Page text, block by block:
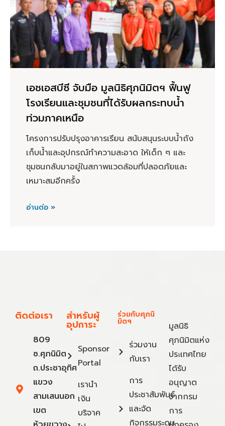
เอชเอสบีซี จับมือ มูลนิธิศุภนิมิตฯ ฟื้นฟู
โรงเรียนและชุมชนที่ได้รับผลกระทบน้ำ
ท่วมภาคเหนือ
โครงการปรับปรุงอาคารเรียน สนับสนุนระบบน้ำถัง
เก็บน้ำและอุปกรณ์ทำความสะอาด ให้เด็ก ๆ และ
ชุมชนกลับมาอยู่ในสภาพแวดล้อมที่ปลอดภัยและ
เหมาะสมอีกครั้ง
อ่านต่อ »
ติดต่อเรา
809
ซ.ศุภนิมิต
ถ.ประชาอุทิศ
แขวง
สามเสนนอก
เขต
สำหรับผู้
อุปการะ
Sponsor
Portal
เรานำ
เงิน
บริจาค
ร่วมกับศุภนิ
มิตฯ
ร่วมงาน
กับเรา
การ
ประชาสัมพันธ์
และจัด
กิจกรรมระดม
มูลนิธิ
ศุภนิมิตแห่ง
ประเทศไทย
ได้รับ
อนุญาต
จากกรม
การ